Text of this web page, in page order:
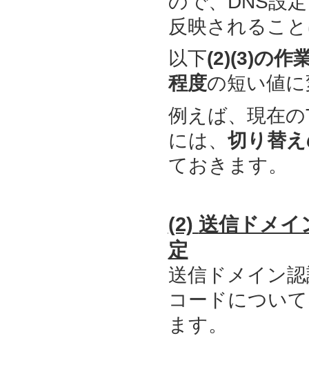
反映されるこ
以下(2)(3)の作
程度の短い値
例えば、 現在
には、 切り替
ておきます。
(2) 送信ドメイ
定
送信ドメイン
コードについ
ます。